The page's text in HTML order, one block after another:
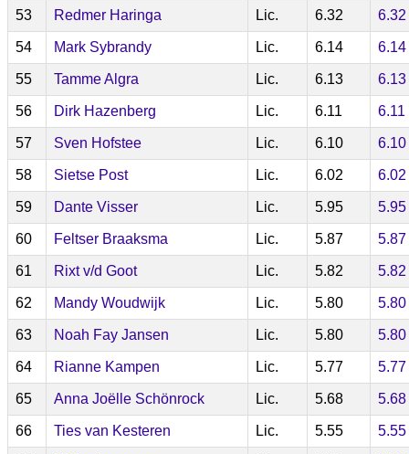
53 Redmer Haringa Lic. 6.32 6.32
54 Mark Sybrandy Lic. 6.14 6.14
55 Tamme Algra Lic. 6.13 6.13
56 Dirk Hazenberg Lic. 6.11 6.11
57 Sven Hofstee Lic. 6.10 6.10
58 Sietse Post Lic. 6.02 6.02
59 Dante Visser Lic. 5.95 5.95
60 Feltser Braaksma Lic. 5.87 5.87
61 Rixt v/d Goot Lic. 5.82 5.82
62 Mandy Woudwijk Lic. 5.80 5.80
63 Noah Fay Jansen Lic. 5.80 5.80
64 Rianne Kampen Lic. 5.77 5.77
65 Anna Joëlle Schönrock Lic. 5.68 5.68
66 Ties van Kesteren Lic. 5.55 5.55